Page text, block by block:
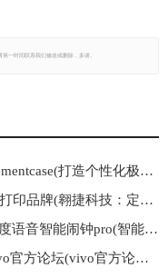
一时间联系我们修改或删除，多谢。
elementcase(打造个性化极简保护套：ElementCase秉承创新设计，为您的手机保驾护航)
3d打印品牌(翱捷科技：定义3D打印行业风向标)
小度语音智能闹钟pro(智能闹钟小度pro，让你从此告别重复闹铃的叮叮声！)
vivo官方论坛(vivo官方论坛：良好交流互助的平台)